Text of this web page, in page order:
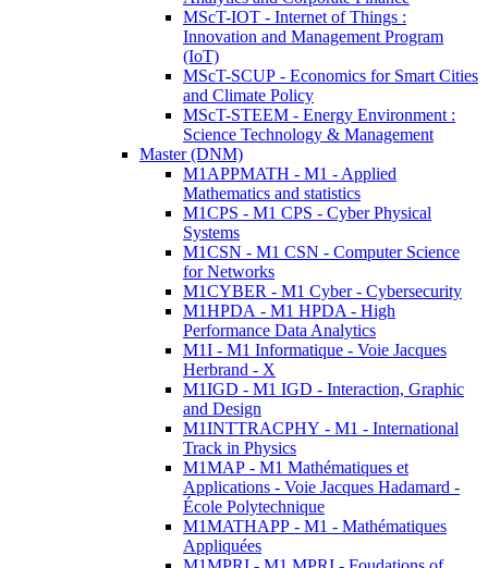
MScT-IOT - Internet of Things :
Innovation and Management Program
(IoT)
MScT-SCUP - Economics for Smart Cities
and Climate Policy
MScT-STEEM - Energy Environment :
Science Technology & Management
Master (DNM)
M1APPMATH - M1 - Applied
Mathematics and statistics
M1CPS - M1 CPS - Cyber Physical
Systems
M1CSN - M1 CSN - Computer Science
for Networks
M1CYBER - M1 Cyber - Cybersecurity
M1HPDA - M1 HPDA - High
Performance Data Analytics
M1I - M1 Informatique - Voie Jacques
Herbrand - X
M1IGD - M1 IGD - Interaction, Graphic
and Design
M1INTTRACPHY - M1 - International
Track in Physics
M1MAP - M1 Mathématiques et
Applications - Voie Jacques Hadamard -
École Polytechnique
M1MATHAPP - M1 - Mathématiques
Appliquées